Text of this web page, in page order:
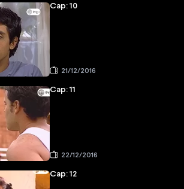
Cap: 10
21/12/2016
Cap: 11
22/12/2016
Cap: 12